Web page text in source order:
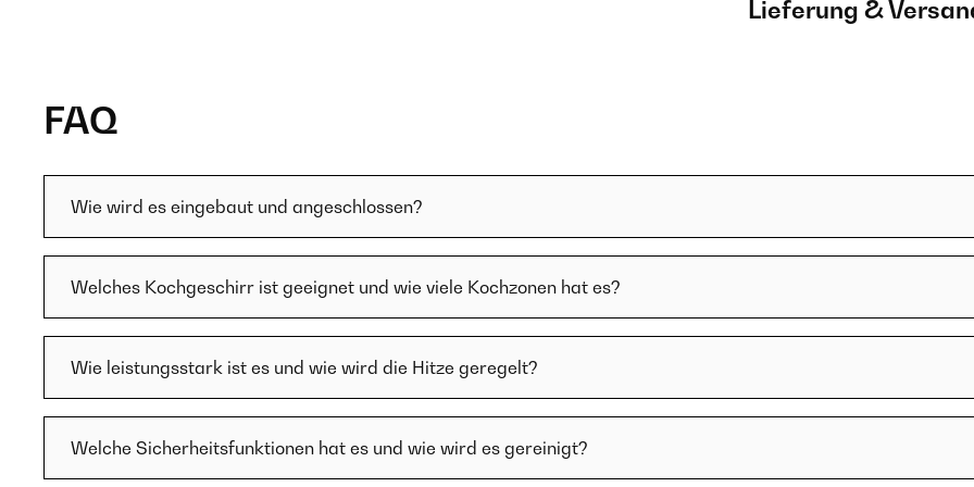
Lieferung &
FAQ
Wie wird es eingebaut und angeschlossen?
Welches Kochgeschirr ist geeignet und wie viele Kochzonen hat es?
Wie leistungsstark ist es und wie wird die Hitze geregelt?
Welche Sicherheitsfunktionen hat es und wie wird es gereinigt?